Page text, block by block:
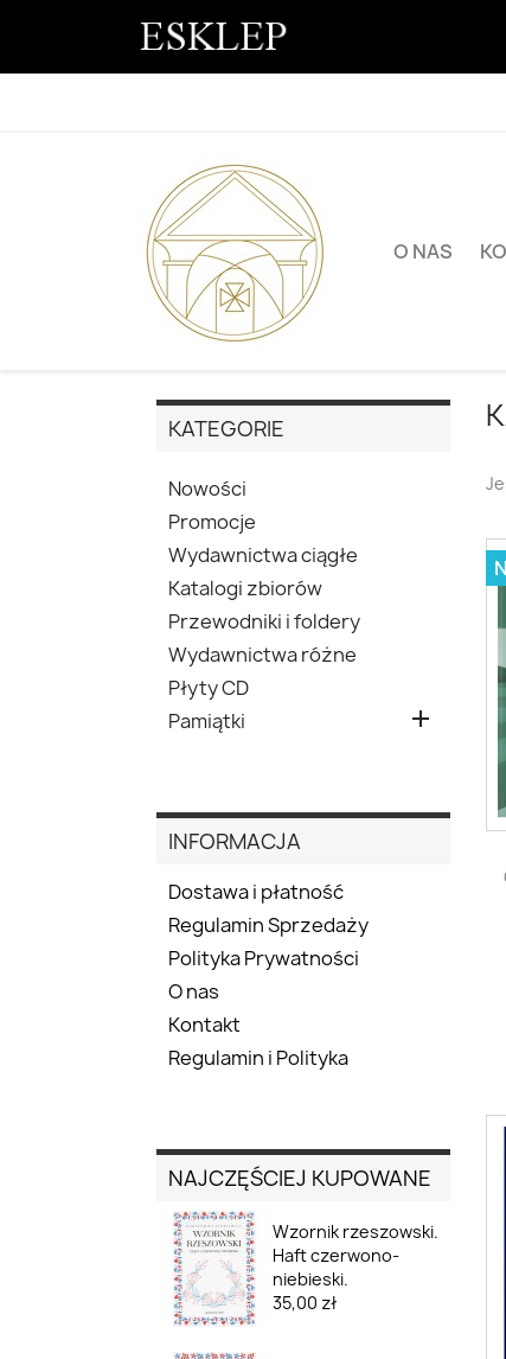
O NAS
KATEGORIE
Nowości
Promocje
Wydawnictwa ciągłe
Katalogi zbiorów
Przewodniki i foldery
Wydawnictwa różne
Płyty CD
Pamiątki

INFORMACJA
Dostawa i płatność
Regulamin Sprzedaży
Polityka Prywatności
O nas
Kontakt
Regulamin i Polityka
NAJCZĘŚCIEJ KUPOWANE
Wzornik rzeszowski.
Haft czerwono-
niebieski.
35,00 zł